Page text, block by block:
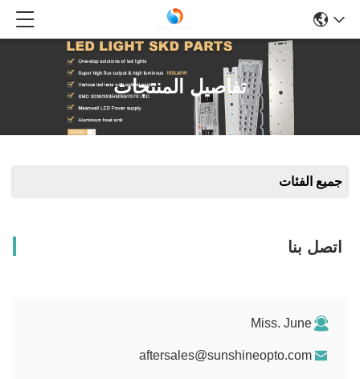
تفاصيل المنتجات
جميع الفئات
اتصل بنا
Miss. June
aftersales@sunshineopto.com